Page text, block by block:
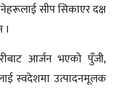
सीप सिकाएर दक्ष
आर्जन भएको पुँजी,
स्वदेशमा उत्पादनमूलक